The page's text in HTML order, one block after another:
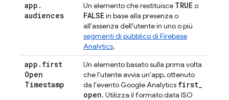
app .
audiences
Un elemento che restituisce TRUEo
FALSEin base alla presenza o
all'assenza dell'utente in uno o più
segmenti di pubblico di Firebase
Analytics.
app . first
Open
Timestamp
Un elemento basato sulla prima volta
che l'utente avvia un'app, ottenuto
da l'eventoGoogle Analytics first_
open. Utilizza il formato data ISO